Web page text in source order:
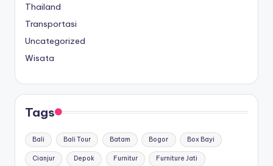
Thailand
Transportasi
Uncategorized
Wisata
Tags
Bali Bali Tour Batam Bogor Box Bayi
Cianjur Depok Furnitur Furniture Jati